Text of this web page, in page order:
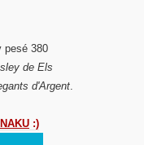
pesé 380
de Els
d'Argent.
:)